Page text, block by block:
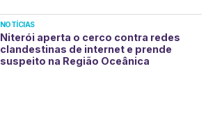
NOTÍCIAS
Niterói aperta o cerco contra redes
clandestinas de internet e prende
suspeito na Região Oceânica